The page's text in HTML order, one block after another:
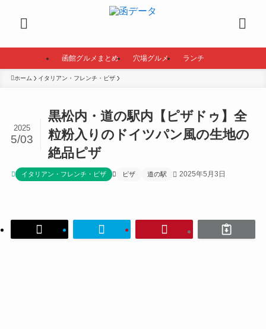
函館グルメまとめ 穴場グルメ ランチ
ホーム イタリアン・フレンチ・ピザ
黒松内・道の駅内【ピザドゥ】全
粒粉入りのドイツパン風の生地の
絶品ピザ
2025
5/03
イタリアン・フレンチ・ピザ ピザ 道の駅 2025年5月3日